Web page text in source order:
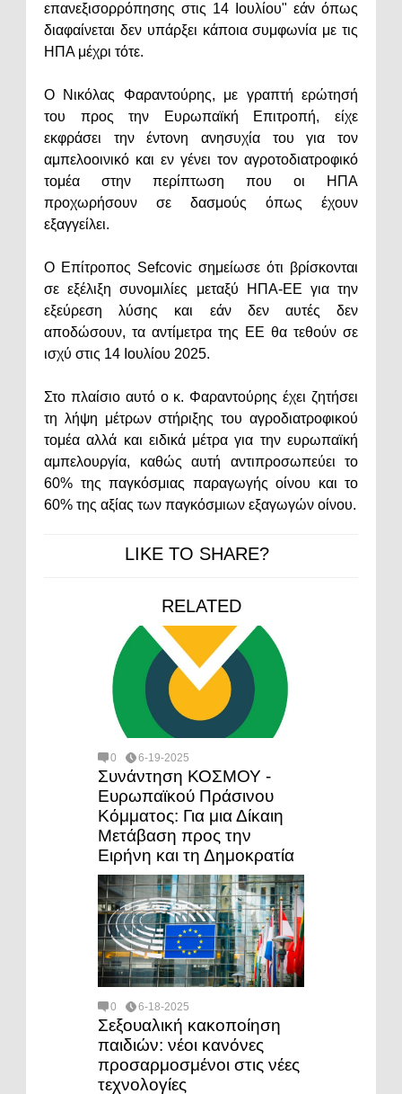
επανεξισορρόπησης στις 14 Ιουλίου" εάν όπως
διαφαίνεται δεν υπάρξει κάποια συμφωνία με τις
ΗΠΑ μέχρι τότε.
Ο Νικόλας Φαραντούρης, με γραπτή ερώτησή
του προς την Ευρωπαϊκή Επιτροπή, είχε
εκφράσει την έντονη ανησυχία του για τον
αμπελοοινικό και εν γένει τον αγροτοδιατροφικό
τομέα στην περίπτωση που οι ΗΠΑ
προχωρήσουν σε δασμούς όπως έχουν
εξαγγείλει.
Ο Επίτροπος Sefcovic σημείωσε ότι βρίσκονται
σε εξέλιξη συνομιλίες μεταξύ ΗΠΑ-ΕΕ για την
εξεύρεση λύσης και εάν δεν αυτές δεν
αποδώσουν, τα αντίμετρα της ΕΕ θα τεθούν σε
ισχύ στις 14 Ιουλίου 2025.
Στο πλαίσιο αυτό ο κ. Φαραντούρης έχει ζητήσει
τη λήψη μέτρων στήριξης του αγροδιατροφικού
τομέα αλλά και ειδικά μέτρα για την ευρωπαϊκή
αμπελουργία, καθώς αυτή αντιπροσωπεύει το
60% της παγκόσμιας παραγωγής οίνου και το
60% της αξίας των παγκόσμιων εξαγωγών οίνου.
LIKE TO SHARE?
RELATED
0 6-19-2025
Συνάντηση ΚΟΣΜΟΥ -
Ευρωπαϊκού Πράσινου
Κόμματος: Για μια Δίκαιη
Μετάβαση προς την
Ειρήνη και τη Δημοκρατία
0 6-18-2025
Σεξουαλική κακοποίηση
παιδιών: νέοι κανόνες
προσαρμοσμένοι στις νέες
τεχνολογίες